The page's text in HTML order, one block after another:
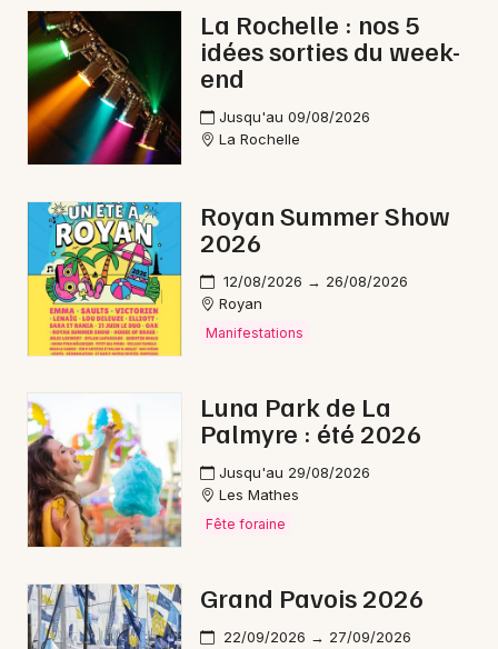
Danse en Nouvelle-Aquitaine
Artistes en tournée
Actus à Jonzac
Magazine à Jonzac
17 - Charente-Maritime
Choisir mes départements
La Rochelle : nos 5
idées sorties du week-
end
Jusqu'au 09/08/2026
La Rochelle
Royan Summer Show
2026
12/08/2026 → 26/08/2026
Royan
Manifestations
Luna Park de La
Palmyre : été 2026
Jusqu'au 29/08/2026
Les Mathes
Fête foraine
Grand Pavois 2026
22/09/2026 → 27/09/2026